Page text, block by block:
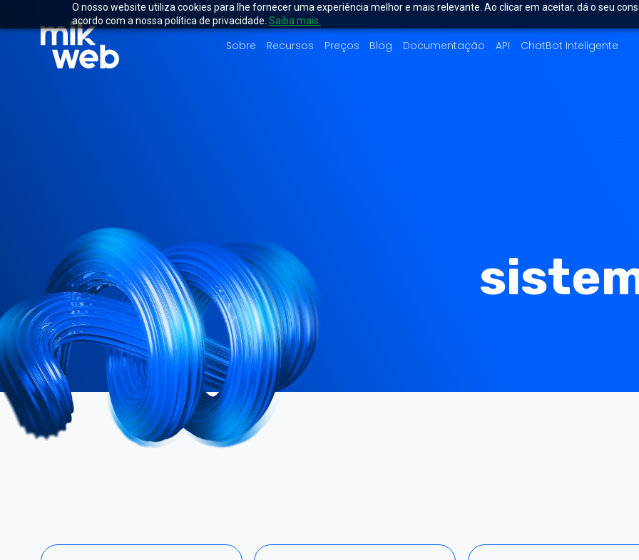
O nosso website utiliza cookies para lhe fornecer uma experiência melhor e mais relevante. Ao clicar em aceitar, dá o seu
acordo com a nossa política de privacidade. Saiba mais.
Sobre Recursos Preços Blog Documentação API ChatBot Inteligente